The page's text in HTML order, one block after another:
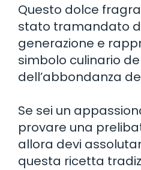
Questo dolce
stato tramandato
generazione e
simbolo culinario
dell’abbondanza
Se sei un
provare una
allora devi
questa ricetta